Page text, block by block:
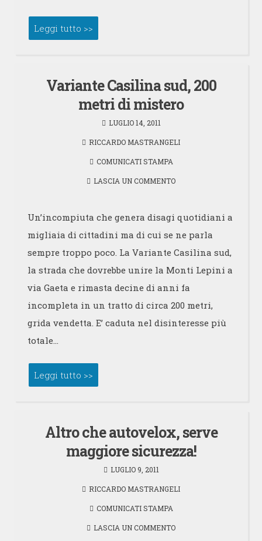
Leggi tutto >>
Variante Casilina sud, 200
metri di mistero
LUGLIO 14, 2011
RICCARDO MASTRANGELI
COMUNICATI STAMPA
LASCIA UN COMMENTO
Un’incompiuta che genera disagi quotidiani a
migliaia di cittadini ma di cui se ne parla
sempre troppo poco. La Variante Casilina sud,
la strada che dovrebbe unire la Monti Lepini a
via Gaeta e rimasta decine di anni fa
incompleta in un tratto di circa 200 metri,
grida vendetta. E’ caduta nel disinteresse più
totale…
Leggi tutto >>
Altro che autovelox, serve
maggiore sicurezza!
LUGLIO 9, 2011
RICCARDO MASTRANGELI
COMUNICATI STAMPA
LASCIA UN COMMENTO